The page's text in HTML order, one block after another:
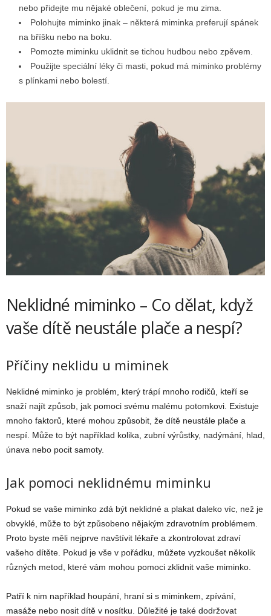
nebo přidejte mu nějaké oblečení, pokud je mu zima.
Polohujte miminko jinak – některá miminka preferují spánek
na bříšku nebo na boku.
Pomozte miminku uklidnit se tichou hudbou nebo zpěvem.
Použijte speciální léky či masti, pokud má miminko problémy
s plínkami nebo bolestí.
Neklidné miminko – Co dělat, když
vaše dítě neustále plače a nespí?
Příčiny neklidu u miminek
Neklidné miminko je problém, který trápí mnoho rodičů, kteří se
snaží najít způsob, jak pomoci svému malému potomkovi. Existuje
mnoho faktorů, které mohou způsobit, že dítě neustále plače a
nespí. Může to být například kolika, zubní výrůstky, nadýmání, hlad,
únava nebo pocit samoty.
Jak pomoci neklidnému miminku
Pokud se vaše miminko zdá být neklidné a plakat daleko víc, než je
obvyklé, může to být způsobeno nějakým zdravotním problémem.
Proto byste měli nejprve navštívit lékaře a zkontrolovat zdraví
vašeho dítěte. Pokud je vše v pořádku, můžete vyzkoušet několik
různých metod, které vám mohou pomoci zklidnit vaše miminko.
Patří k nim například houpání, hraní si s miminkem, zpívání,
masáže nebo nosit dítě v nosítku. Důležité je také dodržovat